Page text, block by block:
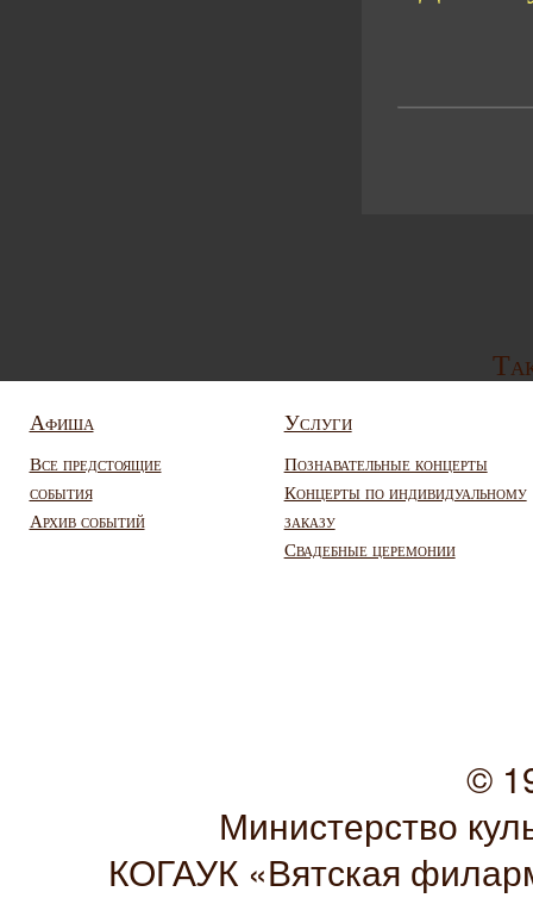
Афиша
Все предстоящие
события
Архив событий
Услуги
Познавательные концерты
Концерты по индивидуальному
заказу
Свадебные церемонии
©
Министерство
КОГАУК «Вятская